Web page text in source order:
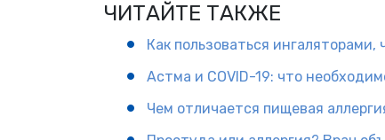
ЧИТАЙТЕ ТАКЖЕ
Как пользоваться ингаляторами,
Астма и COVID-19: что
Чем отличается пищевая